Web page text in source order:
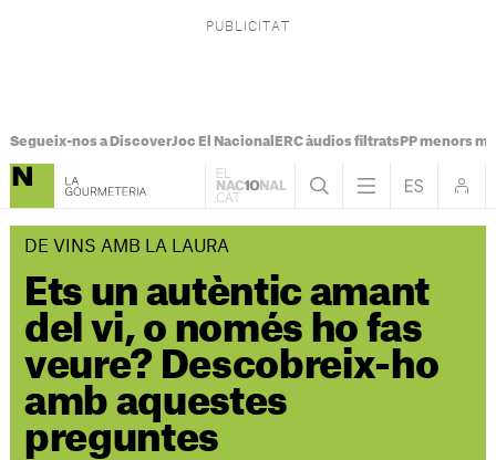
Segueix-nos a DiscoverJoc El Nacional ERC àudios filtratsPP menors
DE VINS AMB LA LAURA
Ets un autèntic amant
del vi, o només ho fas
veure? Descobreix-ho
amb aquestes
preguntes